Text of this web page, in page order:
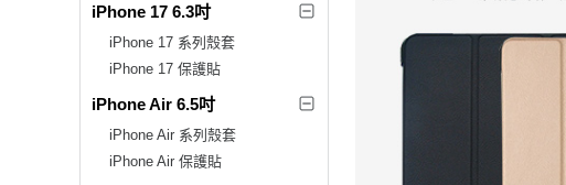
iPhone 17 6.3吋
iPhone 17 系列殼套
iPhone 17 保護貼
iPhone Air 6.5吋
iPhone Air 系列殼套
iPhone Air 保護貼